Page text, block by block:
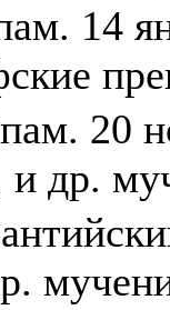
14
20
др.